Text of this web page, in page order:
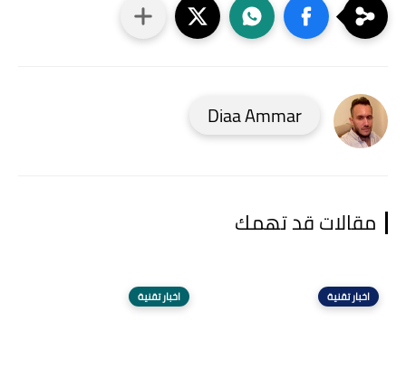
Diaa Ammar
مقالات قد تهمك
اخبار تقنية اخبار تقنية